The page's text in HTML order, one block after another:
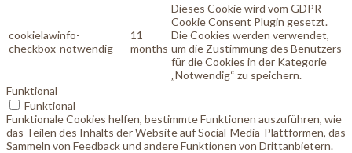
cookielawinfo-
checkbox-notwendig
11
months
Dieses Cookie wird vom GDPR
Cookie Consent Plugin gesetzt.
Die Cookies werden verwendet,
um die Zustimmung des Benutzers
für die Cookies in der Kategorie
„Notwendig“ zu speichern.
Funktional
Funktional
Funktionale Cookies helfen, bestimmte Funktionen auszuführen, wie
das Teilen des Inhalts der Website auf Social-Media-Plattformen, das
Sammeln von Feedback und andere Funktionen von Drittanbietern.